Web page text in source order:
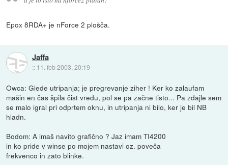
Epox 8RDA+ je nForce 2 plošča.
Jaffa
:: 11. feb 2003, 20:19
Owca: Glede utripanja; je pregrevanje ziher ! Ker ko zalaufam
mašin en čas špila čist vredu, pol se pa začne tisto... Pa zdajle sem
se malo igral pri odprtem oknu, in utripanja ni bilo, ker je bil NB
hladn.
Bodom: A imaš navito grafično ? Jaz imam TI4200
in ko pride v winse po mojem nastavi oz. poveča
frekvenco in zato blinke.